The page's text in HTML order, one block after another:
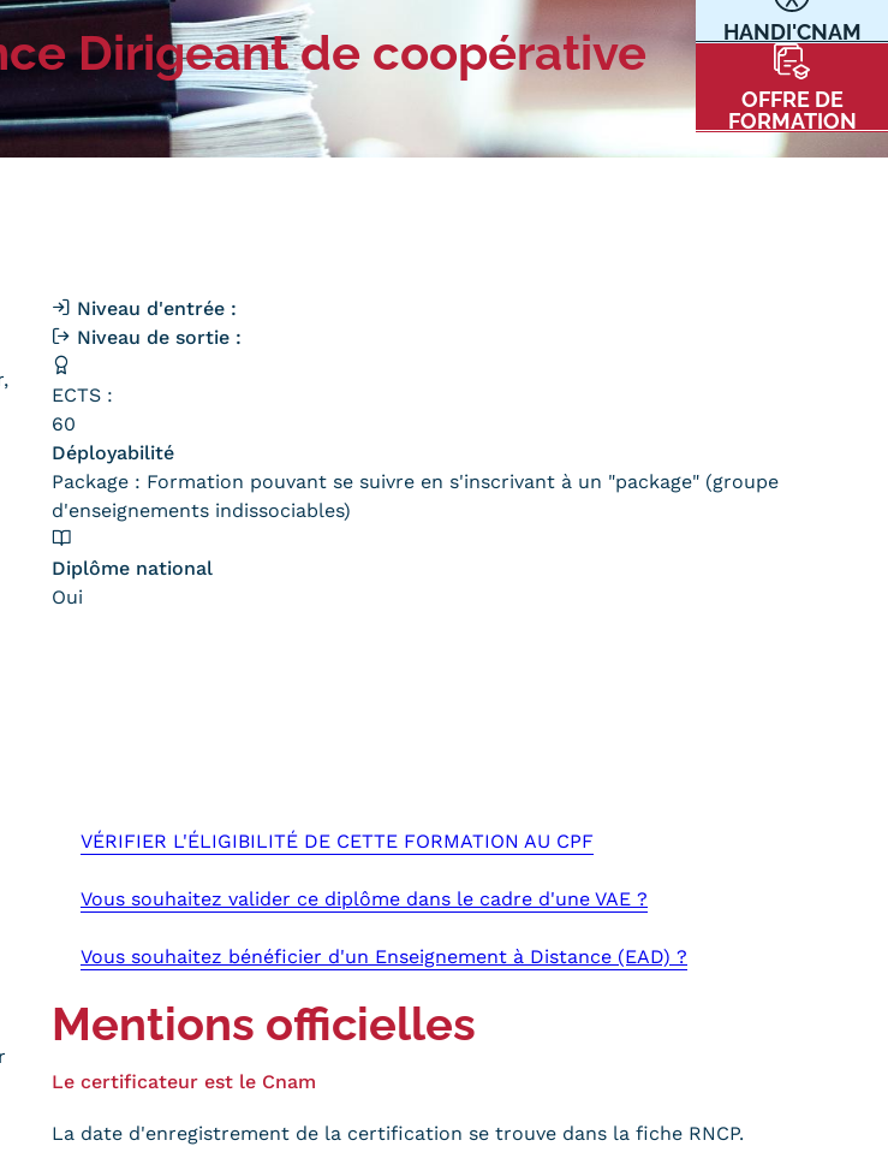
HANDI'CNAM
OFFRE DE
FORMATION
Qualiopi
Le Cnam ICSV
Mobilité internationale et
Erasmus
Règlement intérieur
Communication
Kits communications Cnam
Prospect
Fiche contact salons, forums,
Navigation
secondaire
Dirigeant de coopérative
Niveau d'entrée :
Niveau de sortie :
ECTS :
60
Déployabilité
Package : Formation pouvant se suivre en s'inscrivant à un "package" (groupe
d'enseignements indissociables)
Diplôme national
Oui
VÉRIFIER L'ÉLIGIBILITÉ DE CETTE FORMATION AU CPF
Vous souhaitez valider ce diplôme dans le cadre d'une VAE ?
Vous souhaitez bénéficier d'un Enseignement à Distance (EAD) ?
Mentions officielles
Le certificateur est le Cnam
La date d'enregistrement de la certification se trouve dans la fiche RNCP.